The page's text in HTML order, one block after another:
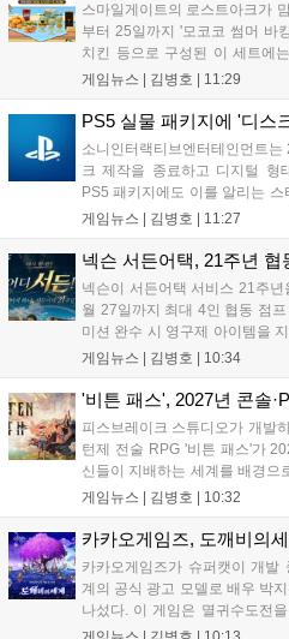
스마일게이트의 로스트아크가
부터 25일까지 '모코코 썸머 바
치킨 등으로 구성된 이 세트에
포함된다. 전국 매장 및 배달 앱
세한 정보는 공식 홈페이지에서
게임뉴스 | 김병호 11:29
PS5 실물 패키지에 '디스
소니인터랙티브엔터테인먼트
크 제작을 종료하고 디지털 형
PS5 패키지에도 이를 알리는
크는 계속 이용 가능합니다. 7
다. 향후 지역별 유통 방식은 미
게임뉴스 | 김병호 11:27
넥슨 서든어택, 21주년 협
넥슨이 서든어택 서비스 21주
월 27일까지 최대 4인 협동 점
미션 완수 시 영구제 아이템을
셜 교환소와 웹 이벤트, 출석 챌
운영하며 혜택을 제공한다. 특히
에서 '2026 시즌3 서든라이브'
자에게 다양한 보상을 지급할 예
게임뉴스 | 김병호 10:34
'비튼 패스', 2027년 콘솔
피스브레이크 스튜디오가 개발
턴제 전술 RPG '비튼 패스'가
신들이 지배하는 세계를 배경으
듀얼 잡 시스템이 특징입니다.
은 미정입니다....
게임뉴스 | 김병호 10:32
카카오게임즈, 도깨비의
카카오게임즈가 슈퍼캣이 개발
계의 공식 광고 모델로 배우 박
나섰다. 이 게임은 멸귀수도전
래픽이 특징이다. 오는 8월 사전